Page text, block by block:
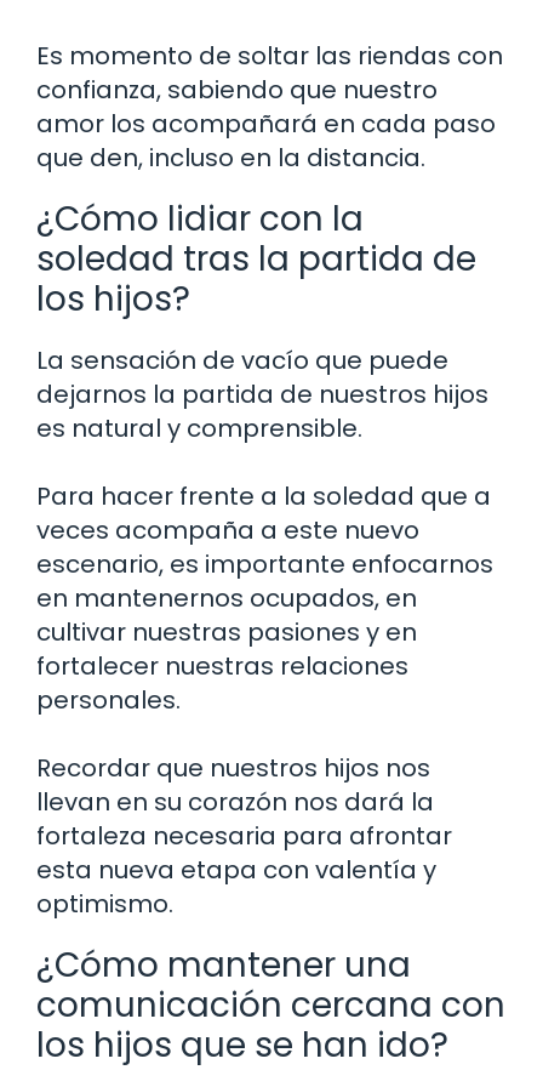
Es momento de soltar las riendas con
confianza, sabiendo que nuestro
amor los acompañará en cada paso
que den, incluso en la distancia.
¿Cómo lidiar con la
soledad tras la partida de
los hijos?
La sensación de vacío que puede
dejarnos la partida de nuestros hijos
es natural y comprensible.
Para hacer frente a la soledad que a
veces acompaña a este nuevo
escenario, es importante enfocarnos
en mantenernos ocupados, en
cultivar nuestras pasiones y en
fortalecer nuestras relaciones
personales.
Recordar que nuestros hijos nos
llevan en su corazón nos dará la
fortaleza necesaria para afrontar
esta nueva etapa con valentía y
optimismo.
¿Cómo mantener una
comunicación cercana con
los hijos que se han ido?